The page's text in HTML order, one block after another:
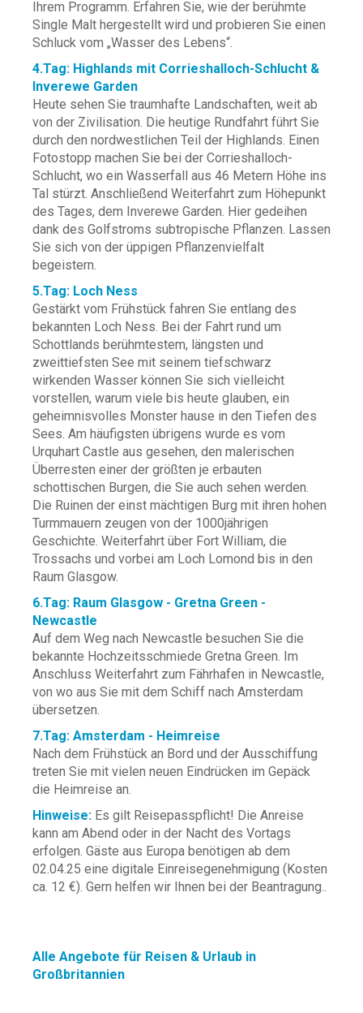
Ihrem Programm. Erfahren Sie, wie der berühmte
Single Malt hergestellt wird und probieren Sie einen
Schluck vom „Wasser des Lebens“.
4.Tag: Highlands mit Corrieshalloch-Schlucht &
Inverewe Garden
Heute sehen Sie traumhafte Landschaften, weit ab
von der Zivilisation. Die heutige Rundfahrt führt Sie
durch den nordwestlichen Teil der Highlands. Einen
Fotostopp machen Sie bei der Corrieshalloch-
Schlucht, wo ein Wasserfall aus 46 Metern Höhe ins
Tal stürzt. Anschließend Weiterfahrt zum Höhepunkt
des Tages, dem Inverewe Garden. Hier gedeihen
dank des Golfstroms subtropische Pflanzen. Lassen
Sie sich von der üppigen Pflanzenvielfalt
begeistern.
5.Tag: Loch Ness
Gestärkt vom Frühstück fahren Sie entlang des
bekannten Loch Ness. Bei der Fahrt rund um
Schottlands berühmtestem, längsten und
zweittiefsten See mit seinem tiefschwarz
wirkenden Wasser können Sie sich vielleicht
vorstellen, warum viele bis heute glauben, ein
geheimnisvolles Monster hause in den Tiefen des
Sees. Am häufigsten übrigens wurde es vom
Urquhart Castle aus gesehen, den malerischen
Überresten einer der größten je erbauten
schottischen Burgen, die Sie auch sehen werden.
Die Ruinen der einst mächtigen Burg mit ihren hohen
Turmmauern zeugen von der 1000jährigen
Geschichte. Weiterfahrt über Fort William, die
Trossachs und vorbei am Loch Lomond bis in den
Raum Glasgow.
6.Tag: Raum Glasgow - Gretna Green -
Newcastle
Auf dem Weg nach Newcastle besuchen Sie die
bekannte Hochzeitsschmiede Gretna Green. Im
Anschluss Weiterfahrt zum Fährhafen in Newcastle,
von wo aus Sie mit dem Schiff nach Amsterdam
übersetzen.
7.Tag: Amsterdam - Heimreise
Nach dem Frühstück an Bord und der Ausschiffung
treten Sie mit vielen neuen Eindrücken im Gepäck
die Heimreise an.
Hinweise: Es gilt Reisepasspflicht! Die Anreise
kann am Abend oder in der Nacht des Vortags
erfolgen. Gäste aus Europa benötigen ab dem
02.04.25 eine digitale Einreisegenehmigung (Kosten
ca. 12 €). Gern helfen wir Ihnen bei der Beantragung..
Alle Angebote für Reisen & Urlaub in
Großbritannien